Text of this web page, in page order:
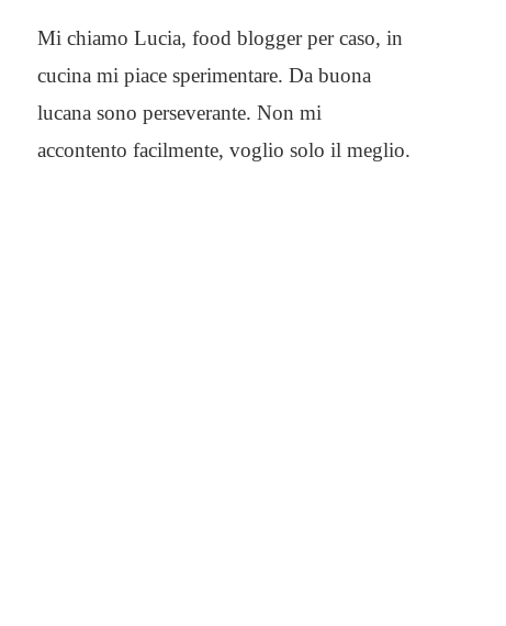
Mi chiamo Lucia, food blogger per caso, in
cucina mi piace sperimentare. Da buona
lucana sono perseverante. Non mi
accontento facilmente, voglio solo il meglio.